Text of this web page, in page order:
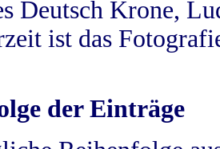
Deutsch Krone,
ist das
der Einträge